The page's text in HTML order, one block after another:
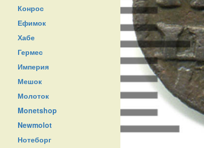
Конрос
Ефимок
Хабе
Гермес
Империя
Мешок
Молоток
Monetshop
Newmolot
Нотеборг